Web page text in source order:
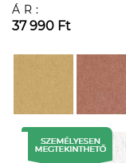
ÁR:
37 990 Ft